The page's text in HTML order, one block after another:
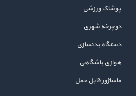
پوشاک ورزشی
دوچرخه شهری
دستگاه بدنسازی
هوازی باشگاهی
ماساژور قابل حمل